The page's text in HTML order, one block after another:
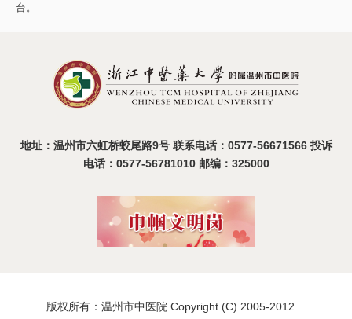
台。
地址：温州市六虹桥蛟尾路9号 联系电话：0577-56671566 投诉
电话：0577-56781010 邮编：325000
版权所有：温州市中医院 Copyright (C) 2005-2012